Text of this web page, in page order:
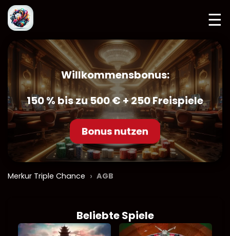
☰
Willkommensbonus:
150 % bis zu 500 € + 250 Freispiele
Bonus nutzen
Merkur Triple Chance › AGB
Beliebte Spiele